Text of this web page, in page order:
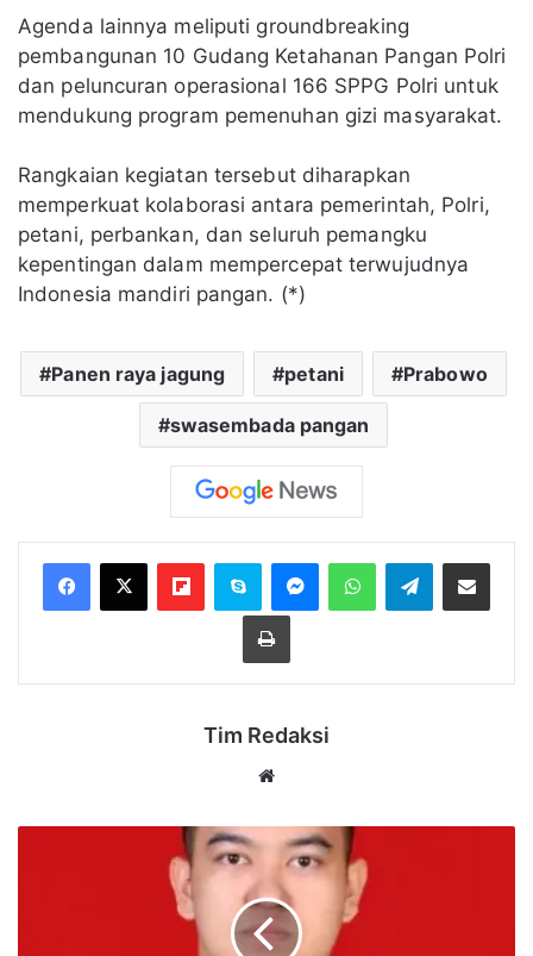
Agenda lainnya meliputi groundbreaking
pembangunan 10 Gudang Ketahanan Pangan Polri
dan peluncuran operasional 166 SPPG Polri untuk
mendukung program pemenuhan gizi masyarakat.
Rangkaian kegiatan tersebut diharapkan
memperkuat kolaborasi antara pemerintah, Polri,
petani, perbankan, dan seluruh pemangku
kepentingan dalam mempercepat terwujudnya
Indonesia mandiri pangan. (*)
Panen raya jagung petani Prabowo
swasembada pangan
FlipboardSkype MessengerWhatsAppTelegramBagikan melalui Email
Cetak
Tim Redaksi